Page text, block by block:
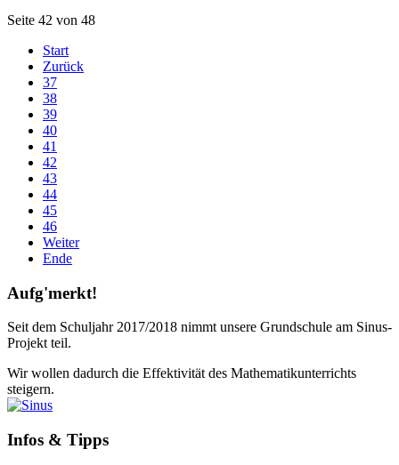
Seite 42 von 48
Start
Zurück
37
38
39
40
41
42
43
44
45
46
Weiter
Ende
Aufg'merkt!
Seit dem Schuljahr 2017/2018 nimmt unsere Grundschule am Sinus-
Projekt teil.
Wir wollen dadurch die Effektivität des Mathematikunterrichts
steigern.
Infos & Tipps